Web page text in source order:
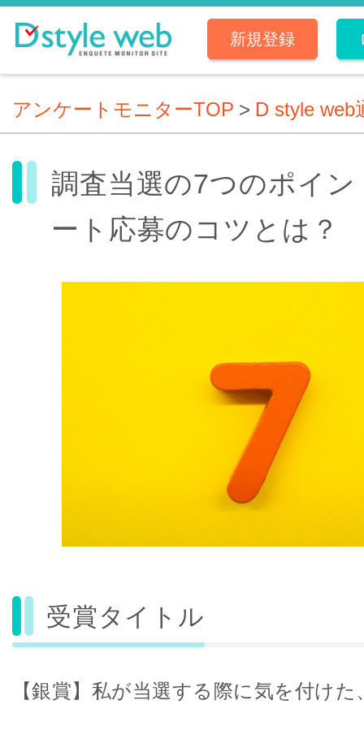
新規登録
アンケートモニターTOP > D style web
調査当選の7つのポイ
ート応募のコツとは？
受賞タイトル
【銀賞】私が当選する際に気を付け